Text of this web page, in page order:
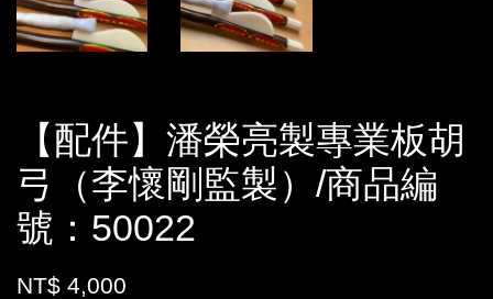
【配件】潘榮亮製專業板胡
弓（李懷剛監製）/商品編
號：50022
NT$ 4,000